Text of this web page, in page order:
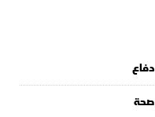
دفاع
صحة